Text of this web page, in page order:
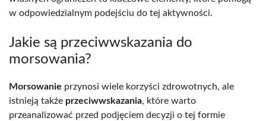
w odpowiedzialnym podejściu do tej aktywności.
Jakie są przeciwwskazania do
morsowania?
Morsowanie przynosi wiele korzyści zdrowotnych, ale
istnieją także przeciwwskazania, które warto
przeanalizować przed podjęciem decyzji o tej formie